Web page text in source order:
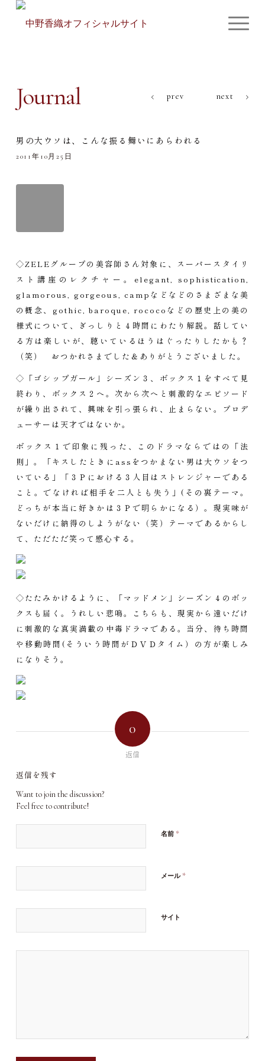
Journal prev next
男の大ウソは、こんな振る舞いにあらわれる
2011年10月25日
◇ZELEグループの美容師さん対象に、スーパースタイリ
スト講座のレクチャー。elegant, sophistication,
glamorous, gorgeous, campなどなどのさまざまな美
の概念、gothic, baroque, rococoなどの歴史上の美の
様式について、ぎっしりと４時間にわたり解説。話してい
る方は楽しいが、聴いているほうはぐったりしたかも？
（笑） おつかれさまでした＆ありがとうございました。
◇「ゴシップガール」シーズン３、ボックス１をすべて見
終わり、ボックス２へ。次から次へと刺激的なエピソード
が繰り出されて、興味を引っ張られ、止まらない。プロデ
ューサーは天才ではないか。
ボックス１で印象に残った、このドラマならではの「法
則」。「キスしたときにassをつかまない男は大ウソをつ
いている」「３Ｐにおける３人目はストレンジャーである
こと。でなければ相手を二人とも失う」(その裏テーマ。
どっちが本当に好きかは３Ｐで明らかになる）。現実味が
ないだけに納得のしようがない（笑）テーマであるからし
て、ただただ笑って感心する。
◇たたみかけるように、「マッドメン」シーズン４のボッ
クスも届く。うれしい悲鳴。こちらも、現実から遠いだけ
に刺激的な真実満載の中毒ドラマである。当分、待ち時間
や移動時間(そういう時間がＤＶＤタイム）の方が楽しみ
になりそう。
0
返信
返信を残す
Want to join the discussion?
Feel free to contribute!
名前 *
メール *
サイト